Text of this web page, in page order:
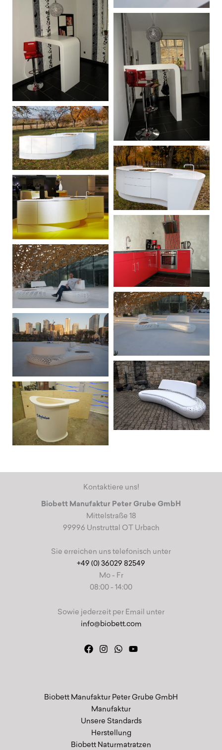
Kontaktiere uns!
Biobett Manufaktur Peter Grube GmbH
Mittelstraße 18
99996 Unstruttal OT Urbach
Sie erreichen uns telefonisch unter
+49 (0) 36029 82549
Mo - Fr
08:00 - 14:00
Sowie jederzeit per Email unter
info@biobett.com
Biobett Manufaktur Peter Grube GmbH
Manufaktur
Unsere Standards
Herstellung
Biobett Naturmatratzen